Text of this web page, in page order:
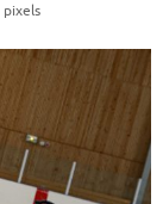
pixels